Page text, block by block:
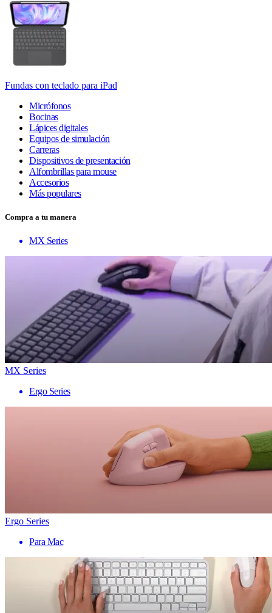
Fundas con teclado para iPad
Micrófonos
Bocinas
Lápices digitales
Equipos de simulación
Carreras
Dispositivos de presentación
Alfombrillas para mouse
Accesorios
Más populares
Compra a tu manera
MX Series
MX Series
Ergo Series
Ergo Series
Para Mac